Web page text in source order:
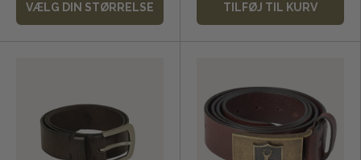
VÆLG DIN STØRRELSE TILFØJ TIL KURV